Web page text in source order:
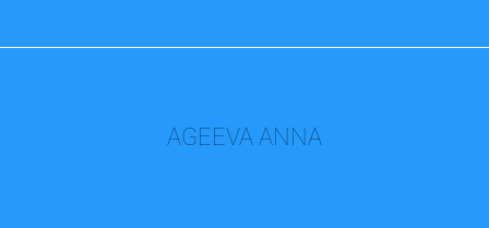
AGEEVA ANNA